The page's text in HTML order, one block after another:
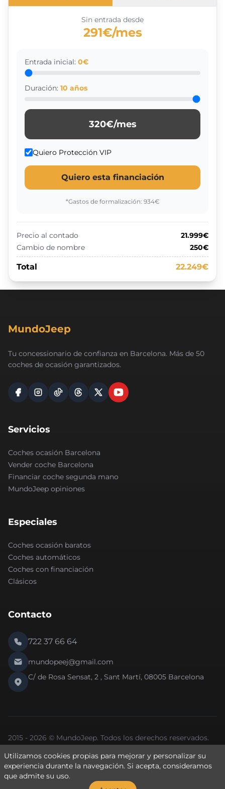
Sin entrada desde
291€/mes
Entrada inicial: 0€
Duración: 10 años
320€/mes
Quiero Protección VIP
Quiero esta financiación
*Gastos de formalización: 934€
Precio al contado
21.999€
Cambio de nombre
250€
Total 22.249€
MundoJeep
Tu concessionario de confianza en Barcelona. Más de 50
coches de ocasión garantizados.
Servicios
Coches ocasión Barcelona
Vender coche Barcelona
Financiar coche segunda mano
MundoJeep opiniones
Especiales
Coches ocasión baratos
Coches automáticos
Coches con financiación
Clásicos
Contacto
722 37 66 64
mundopeej@gmail.com
C/ de Rosa Sensat, 2 , Sant Martí, 08005 Barcelona
2015 - 2026 © MundoJeep. Todos los derechos reservados.
Nueva versión 2.0 de la web.
Política de PrivacidadPolítica de CookiesAviso Legal
Utilizamos cookies propias para mejorar y personalizar su
experiencia durante la navegación. Si acepta, consideramos
que admite su uso.